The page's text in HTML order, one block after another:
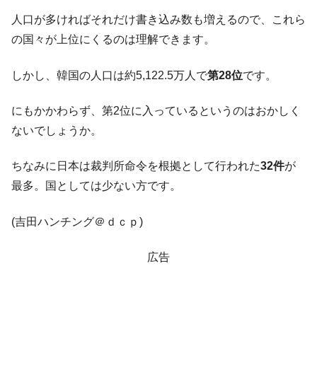
『Money1』
IT産業は人を雇用する効果は低い。全産業の
半分未満しか雇用を生まない
のは政界の責任だ」
に。
『Money1』
韓国化学企業最大手『ロッテケミカル』純
『Money1』
韓国株式市場･暗黒の火曜日。サーキットブ
レイカーも発動！ 半導体2銘柄の暴落
人口が多ければそれだけ書き込み数も増えるので、これら
の国々が上位にくるのは理解できます。
しかし、韓国の人口は約5,122.5万人で第28位です。
にもかかわらず、第2位に入っているというのはおかしく
ないでしょうか。
ちなみに日本は裁判所命令を根拠として行われた32件が
最多。国としては少ない方です。
(吉田ハンチング＠ｄｃｐ)
広告